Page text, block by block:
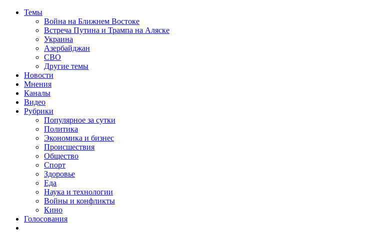
Темы
Война на Ближнем Востоке
Встреча Путина и Трампа на Аляске
Украина
Азербайджан
СВО
Другие темы
Новости
Мнения
Каналы
Видео
Рубрики
Популярное за сутки
Политика
Экономика и бизнес
Происшествия
Общество
Спорт
Здоровье
Еда
Наука и технологии
Войны и конфликты
Кино
Голосования